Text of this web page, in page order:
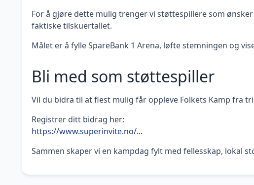
For å gjøre dette mulig trenger vi støttespillere som
faktiske tilskuertallet.
Målet er å fylle SpareBank 1 Arena, løfte stemningen og
Bli med som støttespiller
Vil du bidra til at flest mulig får oppleve Folkets Kamp fra
Registrer ditt bidrag her:
https://www.superinvite.no/...
Sammen skaper vi en kampdag fylt med fellesskap, lokal